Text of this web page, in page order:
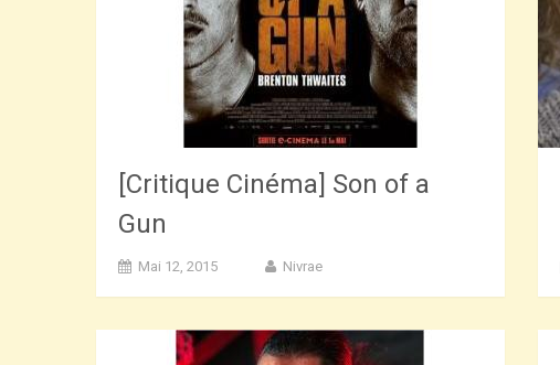
[Critique Cinéma] Son of a
Gun
Mai 12, 2015 Nivrae